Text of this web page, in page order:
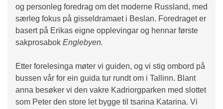
og personleg foredrag om det moderne Russland, med
særleg fokus på gisseldramaet i Beslan. Foredraget er
basert på Erikas eigne opplevingar og hennar første
sakprosabok Englebyen.
Etter forelesinga møter vi guiden, og vi stig ombord på
bussen vår for ein guida tur rundt om i Tallinn. Blant
anna besøker vi den vakre Kadriorgparken med slottet
som Peter den store let bygge til tsarina Katarina. Vi